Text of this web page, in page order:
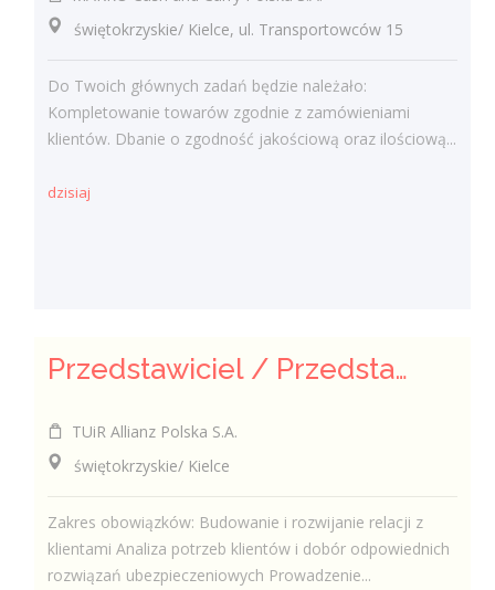
świętokrzyskie/ Kielce, ul. Transportowców 15
Do Twoich głównych zadań będzie należało:
Kompletowanie towarów zgodnie z zamówieniami
klientów. Dbanie o zgodność jakościową oraz ilościową...
dzisiaj
Przedstawiciel / Przedstawicielka ds. sprzedaży ubezpieczeń majątkowych
TUiR Allianz Polska S.A.
świętokrzyskie/ Kielce
Zakres obowiązków: Budowanie i rozwijanie relacji z
klientami Analiza potrzeb klientów i dobór odpowiednich
rozwiązań ubezpieczeniowych Prowadzenie...